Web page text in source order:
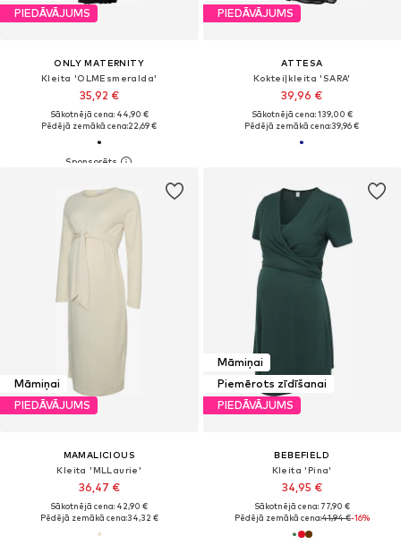
PIEDĀVĀJUMS
ONLY MATERNITY
Kleita 'OLMEsmeralda'
35,92 €
Sākotnējā cena: 44,90 €
Pēdējā zemākā cena:22,69 €
PIEDĀVĀJUMS
ATTESA
Kokteiļkleita 'SARA'
39,96 €
Sākotnējā cena: 139,00 €
Pēdējā zemākā cena:39,96 €
Māmiņai
PIEDĀVĀJUMS
MAMALICIOUS
Kleita 'MLLaurie'
36,47 €
Sākotnējā cena: 42,90 €
Pēdējā zemākā cena:34,32 €
Māmiņai
Piemērots zīdīšanai
PIEDĀVĀJUMS
BEBEFIELD
Kleita 'Pina'
34,95 €
Sākotnējā cena: 77,90 €
Pēdējā zemākā cena:41,94 €-16%